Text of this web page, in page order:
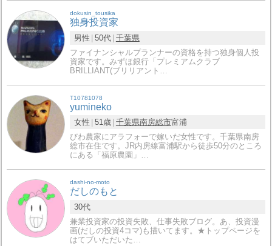
dokusin_tousika
独身投資家
男性 50代 千葉県
ファイナンシャルプランナーの資格を持つ独身個人投
資家です。みずほ銀行「プレミアムクラブ
BRILLIANT(ブリリアント…
T10781078
yumineko
女性 51歳 千葉県南房総市富浦
びわ農家にアラフォーで嫁いだ女性です。千葉県南房
総市在住です。JR内房線富浦駅から徒歩50分のところ
にある「福原農園」…
dashi-no-moto
だしのもと
30代
兼業投資家の投資失敗、仕事失敗ブログ。あ、投資漫
画(だしの投資4コマ)も描いてます。★トップページを
はてブいただいた…